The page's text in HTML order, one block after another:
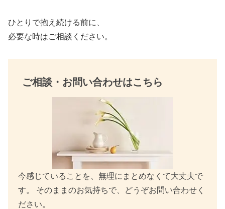
k
ひとりで抱え続ける前に、
必要な時はご相談ください。
ご相談・お問い合わせはこちら
今感じていることを、無理にまとめなくて大丈夫で
す。 そのままのお気持ちで、どうぞお問い合わせく
ださい。